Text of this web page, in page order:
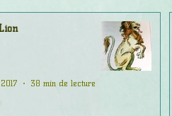
38 min de lecture